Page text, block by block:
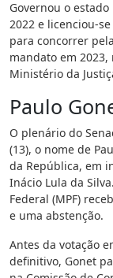
Governou o
2022 e licenciou-
para concorrer
mandato em
Ministério da
Paulo
O plenário do
(13), o nome de
da República, em
Inácio Lula da
Federal (MPF)
e uma abstenção.
Antes da votação
definitivo, Gonet